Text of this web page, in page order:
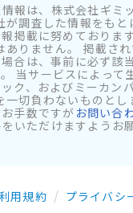
報は、株式会社ギミ
が調査した情報をもと
掲載に努めておりま
ありません。 掲載さ
合は、事前に必ず該
当サービスによって
ク、およびミーカン
一切負わないものとし
手数ですが お問い合
いただけますようお
用規約
プライバシ